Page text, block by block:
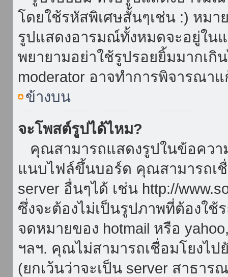
โดยใช้รหัสพิเศษสั้นๆเช่น :) หมา
รูปแสดงอารมณ์ทั้งหมดจะอยู่ใ
พยายามอย่าใช้รูปรอยยิ้มมากเกิ
moderator อาจทำการพิจารณา
ข้างบน
จะโพสต์รูปได้ไหม?
คุณสามารถแสดงรูปในข้อคว
แนบไฟล์ขึ้นบอร์ด คุณสามารถเชื่
server อื่นๆได้ เช่น http://
ซึ่งจะต้องไม่เป็นรูปภาพที่ต้องใ
จดหมายของ hotmail หรือ
ฯลฯ. คุณไม่สามารถเชื่อมโยงไ
(ยกเว้นว่าจะเป็น server สาธาร